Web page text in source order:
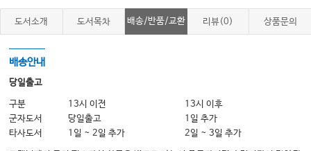
#15. 서류는 누가 발급하는 것이 좋을까?
#17. 제증명수수료 항목 및 금액에 관한 기준
#18. 소견서는 어떻게 작성해야 할까?
#19. 진단서의 작성요령
#20. 진찰한 의사와 진단서를 작성한 의사가 달라도 되나요?
도서소개 도서목차 배송/반품/교환 리뷰(0) 상품문의
배송안내
당일출고
구분 13시 이전
13시 이후
군자도서
당일출고
1일 추가
타사도서
1일 ~ 2일 추가 2일 ~ 3일 추가